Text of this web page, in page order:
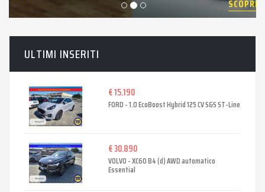
SCOPRI DI PIÙ
ULTIMI INSERITI
€ 15.190
FORD - 1.0 EcoBoost Hybrid 125 CV S&S ST-Line
€ 30.890
VOLVO - XC60 B4 (d) AWD automatico
Essential